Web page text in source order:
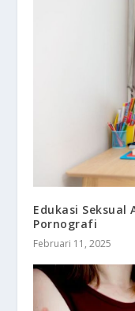
Edukasi Seksual
Pornografi
Februari 11, 2025